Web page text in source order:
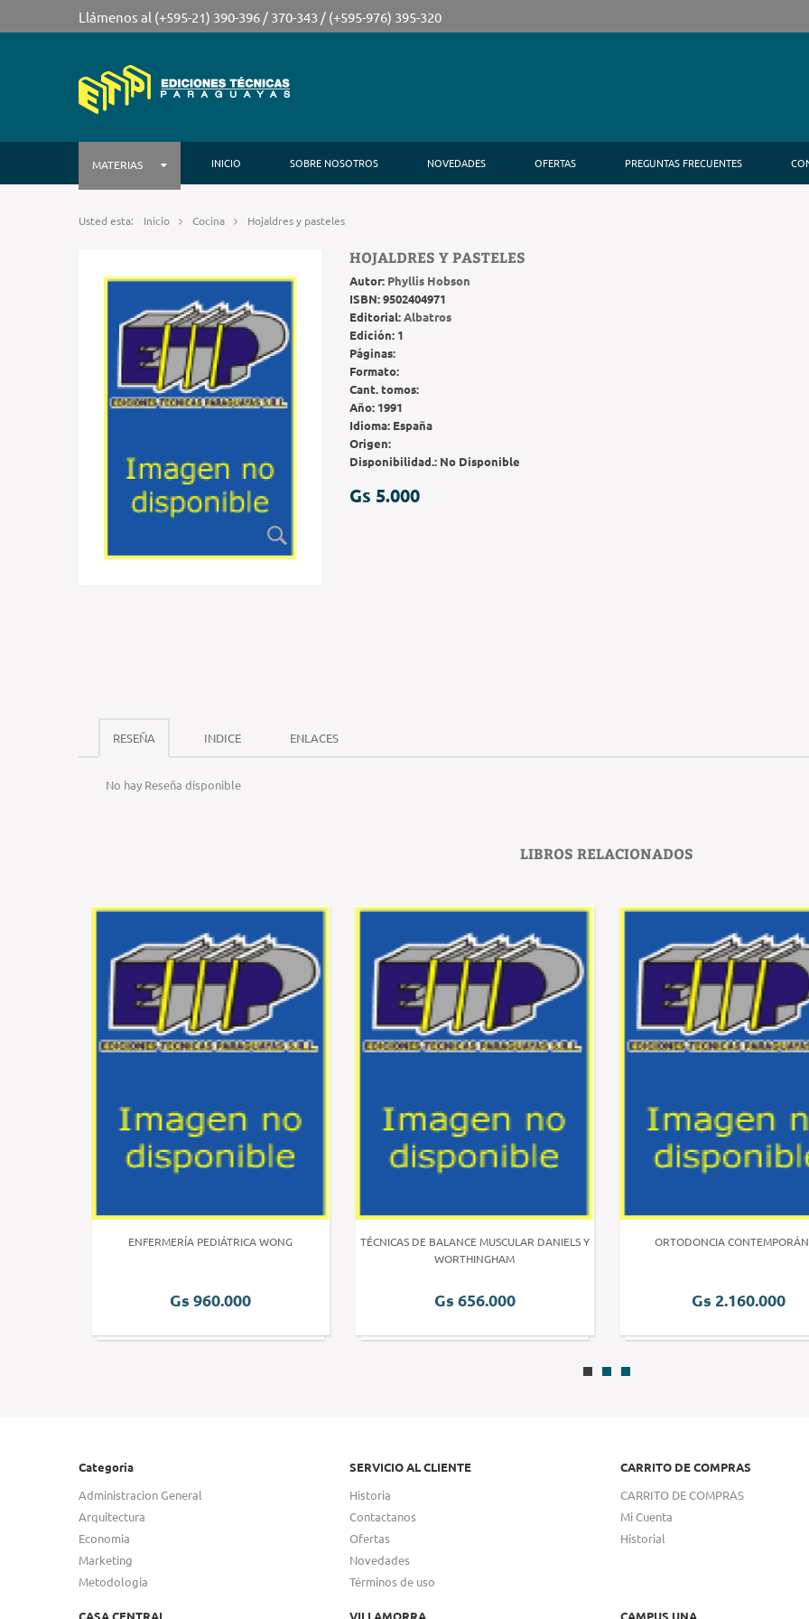
Llámenos al (+595-21) 390-396 / 370-343 / (+595-976) 395-320
MATERIAS INICIO SOBRE NOSOTROS NOVEDADES OFERTAS PREGUNTAS FRECUENTES
Usted esta: Inicio Cocina Hojaldres y pasteles
HOJALDRES Y PASTELES
Autor: Phyllis Hobson
ISBN:9502404971
Editorial:Albatros
Edición: 1
Páginas:
Formato:
Cant. tomos:
Año: 1991
Idioma: España
Origen:
Disponibilidad.: No Disponible
Gs 5.000
RESEÑA INDICE ENLACES
No hay Reseña disponible
LIBROS RELACIONADOS
ENFERMERÍA PEDIÁTRICA WONG
Gs 960.000
TÉCNICAS DE BALANCE MUSCULAR DANIELS Y
WORTHINGHAM
Gs 656.000
ORTODONCIA
Gs 2.160.000
Categoria
Administracion General
Arquitectura
Economia
Marketing
Metodologia
SERVICIO AL CLIENTE
Historia
Contactanos
Ofertas
Novedades
Términos de uso
CARRITO DE COMPRAS
CARRITO DE COMPRAS
Mi Cuenta
Historial
CASA CENTRAL VILLAMORRA CAMPUS UNA